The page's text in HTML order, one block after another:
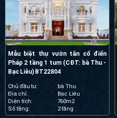
Mẫu biệt thự vườn tân cổ điển
Pháp 2 tầng 1 tum (CĐT: bà Thu -
Bạc Liêu) BT22804
Chủ đầu tư:
bà Thu
Địa chỉ:
Bạc Liêu
Diện tích:
760m2
Số tầng:
2 tầng